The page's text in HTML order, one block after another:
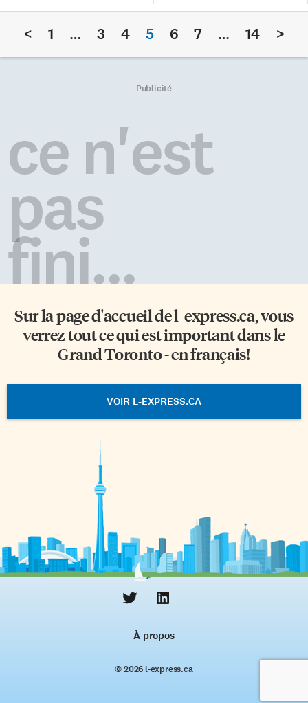
l’anglais, Ontario In Transition
Challenges. Le titre Chers
Voisins pourrait coiffer une
d’un «primer» sur l’Ontario
d’aujourd’hui à l’intention
d’un public québécois qui
entretiendrait peut-être encore
la plus grosse province
canadienne. Entrepris en 2007
et fondé sur […]
sur l’échange entre les artistes,
l’anglais. Rencontre Martin
Léon et Lily Frost ne se
connaissaient pas et se sont
préparer la soirée, ils devaient
tous deux nous présenter les
fruits de cette rencontre.
< 1 … 3 4 5 6 7 … 14 >
Publicité
ce n'est
pas
fini...
Sur la page d'accueil del-express.ca, vous
verrez tout ce qui est important dans le
Grand Toronto - en français!
VOIR L-EXPRESS.CA
À propos
© 2026 l‑express.ca